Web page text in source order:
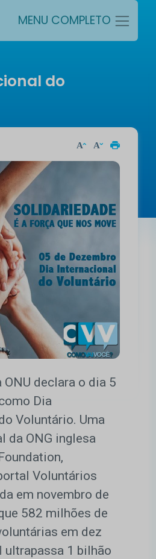
MENU COMPLETO
do
ONU declara o dia 5
Dia
Voluntário. Uma
da ONG inglesa
Voluntários
em novembro de
582 milhões de
em dez
ultrapassa 1 bilhão